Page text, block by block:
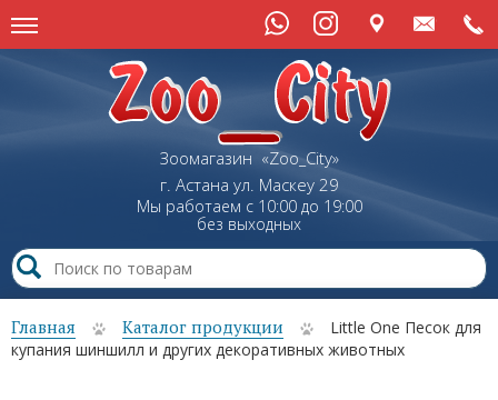
Зоомагазин «Zoo_City»
г. Астана ул. Маскеу29
Мы работаем с 10:00 до 19:00
без выходных
Главная Каталог продукции
Little One Песок для
купания шиншилл и других декоративных животных